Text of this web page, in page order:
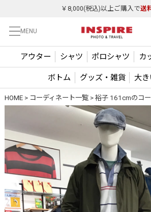
￥8,000(税込)以上ご購入で送
MENU
アウター シャツ ポロシャツ カ
ボトム グッズ・雑貨 大
HOME コーディネート一覧 裕子 161cmのコ